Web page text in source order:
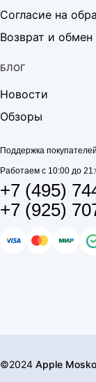
Согласие на
Возврат и обмен
БЛОГ
Новости
Обзоры
Поддержка покупателей
Работаем с 10:00 до
+7 (495)
+7 (925)
©2024 Apple